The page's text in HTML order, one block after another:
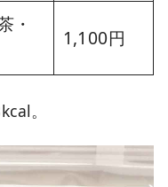
・
1,100円
。